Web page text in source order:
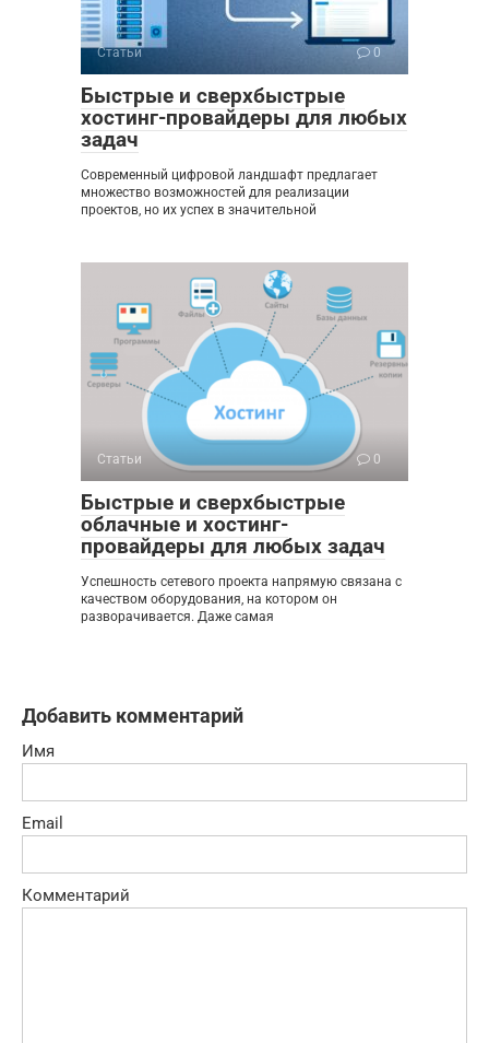
Статьи 0
Быстрые и сверхбыстрые
хостинг-провайдеры для любых
задач
Современный цифровой ландшафт предлагает
множество возможностей для реализации
проектов, но их успех в значительной
Статьи 0
Быстрые и сверхбыстрые
облачные и хостинг-
провайдеры для любых задач
Успешность сетевого проекта напрямую связана с
качеством оборудования, на котором он
разворачивается. Даже самая
Добавить комментарий
Имя
Email
Комментарий